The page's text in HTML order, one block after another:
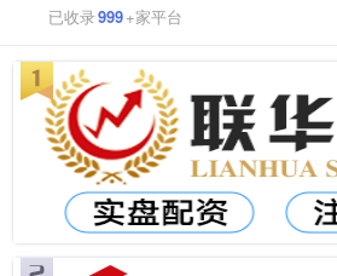
已收录999+家平台